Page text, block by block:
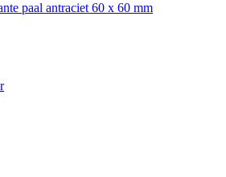
paal antraciet 60 x 60 mm